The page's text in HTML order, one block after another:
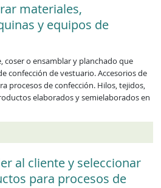
materiales,
y equipos de
coser o ensamblar y planchado que
confección de vestuario. Accesorios de
procesos de confección. Hilos, tejidos,
elaborados y semielaborados en
al cliente y seleccionar
para procesos de